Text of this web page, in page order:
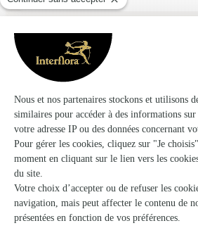
L’atelier Maguy Fleurs
Saintes
★★
16, avenue Gambetta
Voir la boutique